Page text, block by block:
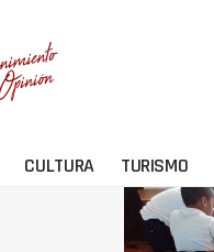
CULTURA TURISMO